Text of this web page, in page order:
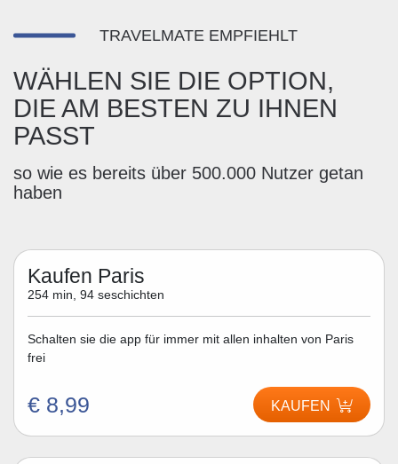
TRAVELMATE EMPFIEHLT
WÄHLEN SIE DIE OPTION,
DIE AM BESTEN ZU IHNEN
PASST
so wie es bereits über 500.000 Nutzer getan
haben
Kaufen Paris
254 min, 94 seschichten
Schalten sie die app für immer mit allen inhalten von Paris
frei
€ 8,99 KAUFEN